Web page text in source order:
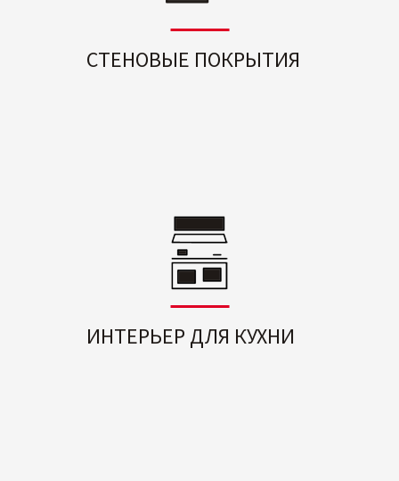
СТЕНОВЫЕ ПОКРЫТИЯ
ИНТЕРЬЕР ДЛЯ КУХНИ